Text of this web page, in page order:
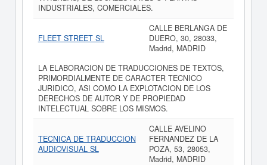
INDUSTRIALES, COMERCIALES.
FLEET STREET SL
CALLE BERLANGA DE
DUERO, 30, 28033,
Madrid, MADRID
LA ELABORACION DE TRADUCCIONES DE TEXTOS,
PRIMORDIALMENTE DE CARACTER TECNICO
JURIDICO, ASI COMO LA EXPLOTACION DE LOS
DERECHOS DE AUTOR Y DE PROPIEDAD
INTELECTUAL SOBRE LOS MISMOS.
TECNICA DE TRADUCCION
AUDIOVISUAL SL
CALLE AVELINO
FERNANDEZ DE LA
POZA, 53, 28053,
Madrid, MADRID